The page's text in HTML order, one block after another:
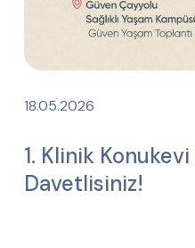
18.05.2026
1. Klinik
Davetlisiniz!